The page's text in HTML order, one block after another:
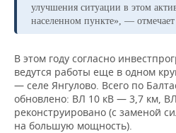
улучшения ситуации в этом
населенном пункте», —
В этом году согласно
ведутся работы еще в одном
— селе Янгулово. Всего по
обновлено: ВЛ 10 кВ — 3,7 км,
реконструировано (с заменой
на большую мощность).